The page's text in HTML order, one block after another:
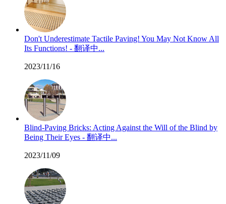
Don't Underestimate Tactile Paving! You May Not Know All
Its Functions! - 翻译中...
2023/11/16
Blind-Paving Bricks: Acting Against the Will of the Blind by
Being Their Eyes - 翻译中...
2023/11/09